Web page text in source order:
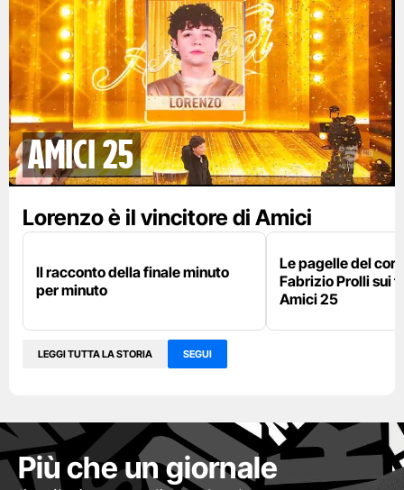
AMICI 25
Lorenzo è il vincitore di Amici
Il racconto della finale minuto
per minuto
Le pagelle del
Fabrizio Prolli sui
Amici 25
LEGGI TUTTA LA STORIA SEGUI
Più che un giornale